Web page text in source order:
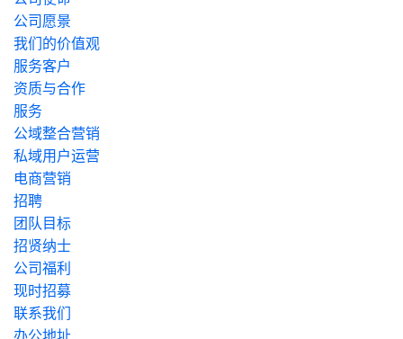
公司愿景
我们的价值观
服务客户
资质与合作
服务
公域整合营销
私域用户运营
电商营销
招聘
团队目标
招贤纳士
公司福利
现时招募
联系我们
办公地址